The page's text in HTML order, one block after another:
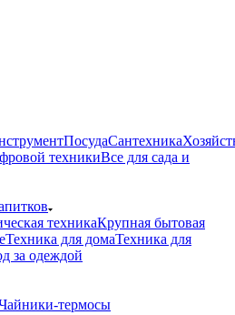
ПосудаСантехника
техникиВсе для сада и
техникаКрупная бытовая
Техника для домаТехника для
за одеждой
термосы